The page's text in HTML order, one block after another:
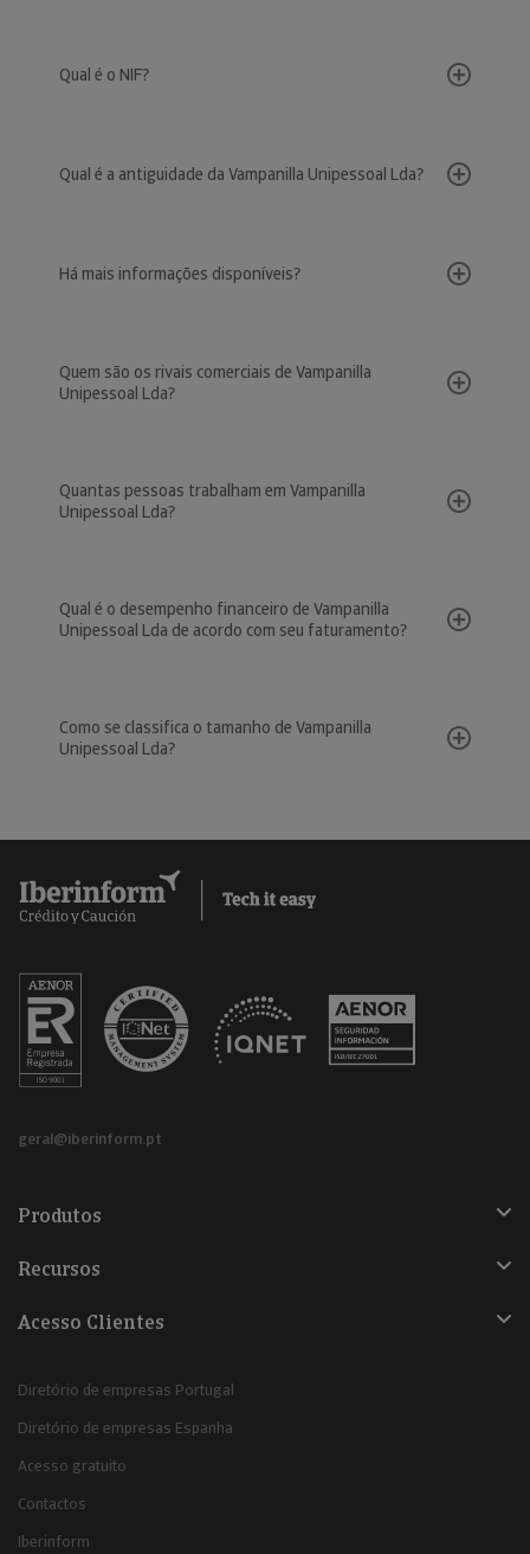
Qual é o NIF?
Qual é a antiguidade da Vampanilla Unipessoal Lda?
Há mais informações disponíveis?
Quem são os rivais comerciais de Vampanilla
Unipessoal Lda?
Quantas pessoas trabalham em Vampanilla
Unipessoal Lda?
Qual é o desempenho financeiro de Vampanilla
Unipessoal Lda de acordo com seu faturamento?
Como se classifica o tamanho de Vampanilla
Unipessoal Lda?
geral@iberinform.pt
Produtos
Recursos
Acesso Clientes
Diretório de empresas Portugal
Diretório de empresas Espanha
Acesso gratuito
Contactos
Iberinform